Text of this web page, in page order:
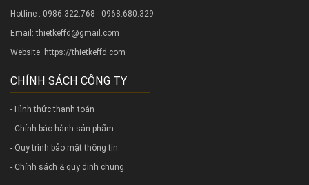
Hotline : 0986.322.768 - 0968.680.329
Email: thietkeffd@gmail.com
Website: https://thietkeffd.com
CHÍNH SÁCH CÔNG TY
- Hình thức thanh toán
- Chính bảo hành sản phẩm
- Quy trình bảo mật thông tin
- Chính sách & quy định chung